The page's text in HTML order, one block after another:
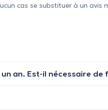
cas se substituer à un avis